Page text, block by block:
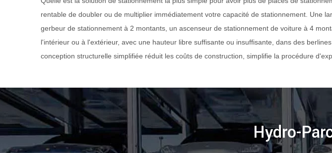
rentable de doubler ou de multiplier immédiatement votre capacité de stationnement. Une
gerbeur de stationnement à 2 montants, un ascenseur de stationnement de voiture à 4
l'intérieur ou à l'extérieur, avec une hauteur libre suffisante ou insuffisante, dans des
conception structurelle simplifiée réduit les coûts de construction, simplifie la procédure
Hydro-